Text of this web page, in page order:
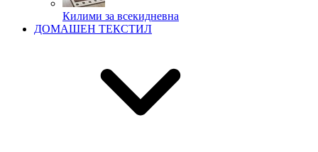
Килими за всекидневна
ДОМАШЕН ТЕКСТИЛ